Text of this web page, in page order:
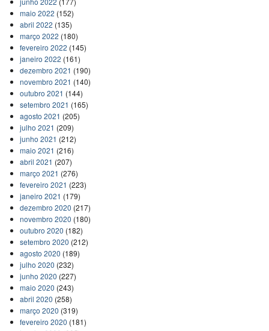
maio 2022 (152)
abril 2022 (135)
março 2022 (180)
fevereiro 2022 (145)
janeiro 2022 (161)
dezembro 2021 (190)
novembro 2021 (140)
outubro 2021 (144)
setembro 2021 (165)
agosto 2021 (205)
julho 2021 (209)
junho 2021 (212)
maio 2021 (216)
abril 2021 (207)
março 2021 (276)
fevereiro 2021 (223)
janeiro 2021 (179)
dezembro 2020 (217)
novembro 2020 (180)
outubro 2020 (182)
setembro 2020 (212)
agosto 2020 (189)
julho 2020 (232)
junho 2020 (227)
maio 2020 (243)
abril 2020 (258)
março 2020 (319)
fevereiro 2020 (181)